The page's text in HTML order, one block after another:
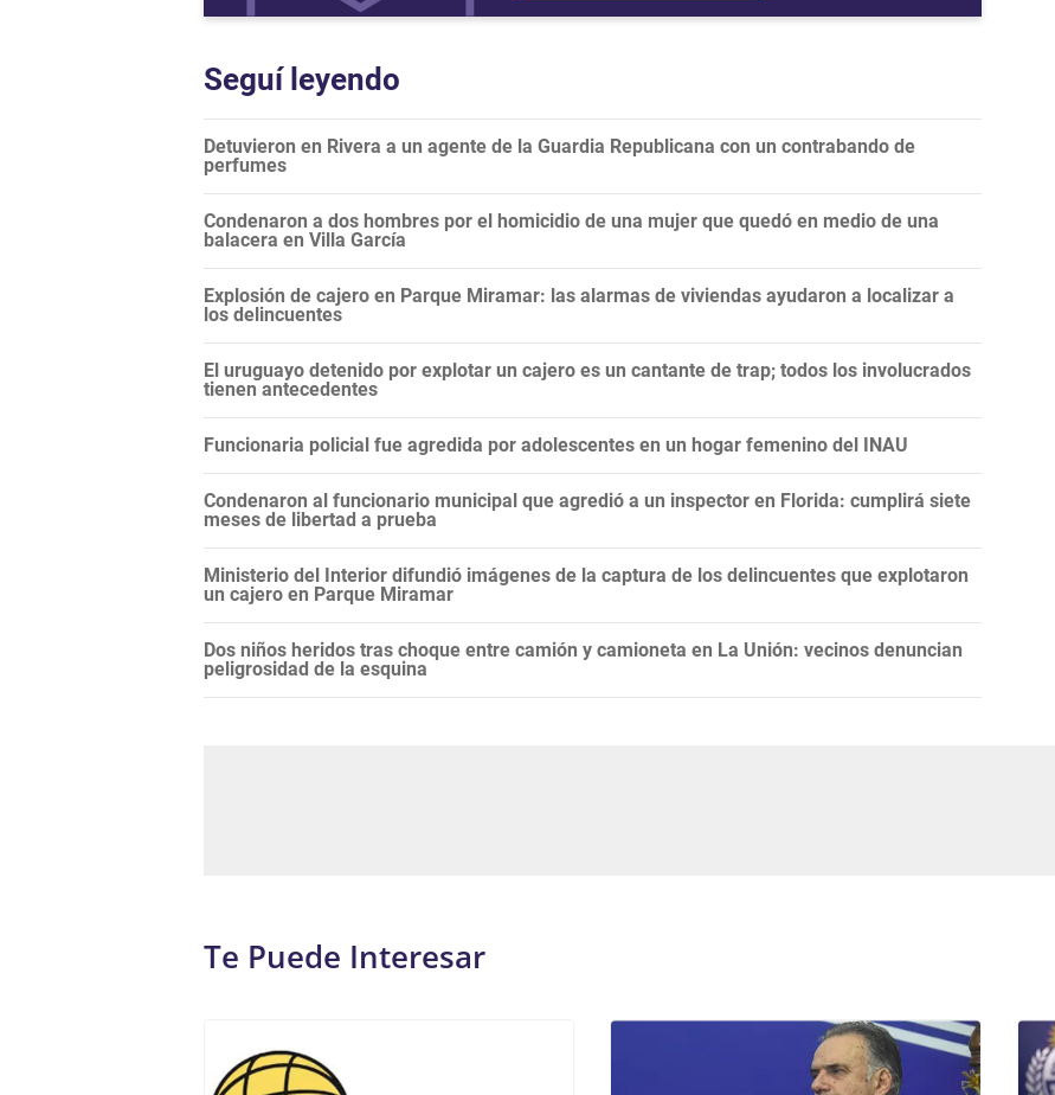
Seguí leyendo
Detuvieron en Rivera a un agente de la Guardia Republicana con un contrabando de
perfumes
Condenaron a dos hombres por el homicidio de una mujer que quedó en medio de una
balacera en Villa García
Explosión de cajero en Parque Miramar: las alarmas de viviendas ayudaron a localizar a
los delincuentes
El uruguayo detenido por explotar un cajero es un cantante de trap; todos los involucrados
tienen antecedentes
Funcionaria policial fue agredida por adolescentes en un hogar femenino del INAU
Condenaron al funcionario municipal que agredió a un inspector en Florida: cumplirá siete
meses de libertad a prueba
Ministerio del Interior difundió imágenes de la captura de los delincuentes que explotaron
un cajero en Parque Miramar
Dos niños heridos tras choque entre camión y camioneta en La Unión: vecinos denuncian
peligrosidad de la esquina
Te Puede Interesar